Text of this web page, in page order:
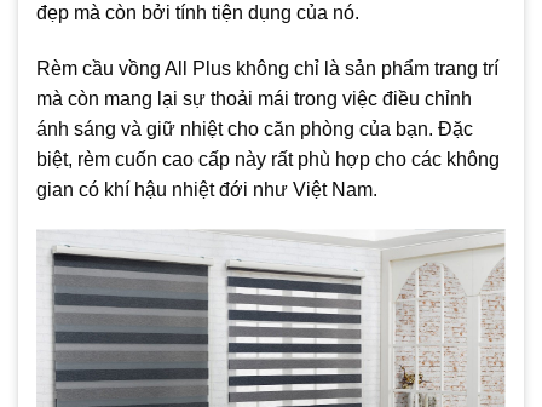
đẹp mà còn bởi tính tiện dụng của nó.
Rèm cầu vồng All Plus không chỉ là sản phẩm trang trí
mà còn mang lại sự thoải mái trong việc điều chỉnh
ánh sáng và giữ nhiệt cho căn phòng của bạn. Đặc
biệt, rèm cuốn cao cấp này rất phù hợp cho các không
gian có khí hậu nhiệt đới như Việt Nam.